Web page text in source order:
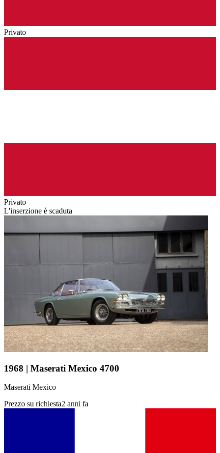
Privato
Privato
L'inserzione è scaduta
1968 | Maserati Mexico 4700
Maserati Mexico
Prezzo su richiesta2 anni fa